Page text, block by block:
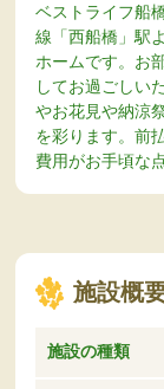
ベストライフ船
線「西船橋」駅
ホームです。お
してお過ごしい
やお花見や納涼
を彩ります。前
費用がお手頃な
施設概
施設の種類